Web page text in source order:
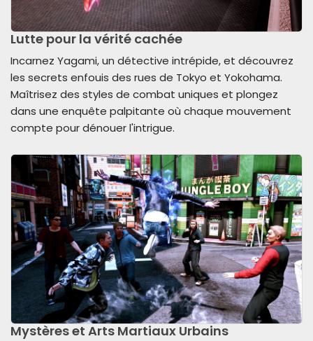
Lutte pour la vérité cachée
Incarnez Yagami, un détective intrépide, et découvrez
les secrets enfouis des rues de Tokyo et Yokohama.
Maîtrisez des styles de combat uniques et plongez
dans une enquête palpitante où chaque mouvement
compte pour dénouer l'intrigue.
Mystères et Arts Martiaux Urbains